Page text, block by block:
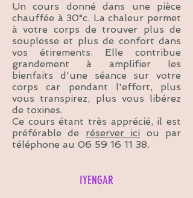
Un cours donné dans une pièce
chauffée à 30°c. La chaleur permet
à votre corps de trouver plus de
souplesse et plus de confort dans
vos étirements. Elle contribue
grandement à amplifier les
bienfaits d'une séance sur votre
corps car pendant l'effort, plus
vous transpirez, plus vous libérez
de toxines.
Ce cours étant très apprécié, il est
préférable de réserver ici ou par
téléphone au 06 59 16 11 38.
IYENGAR